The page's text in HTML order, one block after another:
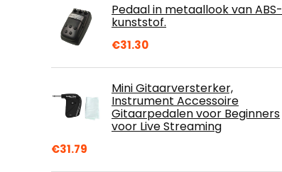
Pedaal in metaallook van ABS-
kunststof.
€31.30
Mini Gitaarversterker,
Instrument Accessoire
Gitaarpedalen voor Beginners
voor Live Streaming
€31.79